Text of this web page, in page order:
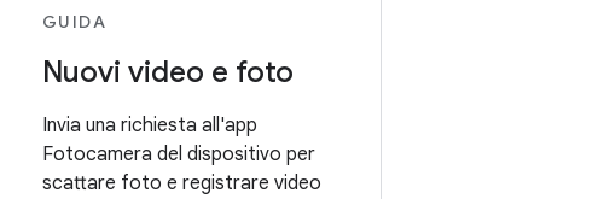
GUIDA
Nuovi video e foto
Invia una richiesta all'app
Fotocamera del dispositivo per
scattare foto e registrare video